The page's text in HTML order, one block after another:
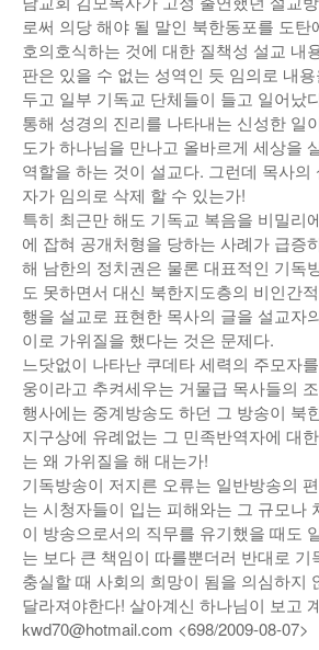
로써 의당 해야 될 말인 북한동포를 도
호의호식하는 것에 대한 질책성 설교 내
판은 있을 수 없는 성역인 듯 임의로 내
두고 일부 기독교 단체들이 들고 일어났
통해 성경의 진리를 나타내는 신성한 일
도가 하나님을 만나고 올바르게 세상을
역할을 하는 것이 설교다. 그런데 목사의
자가 임의로 삭제 할 수 있는가!
특히 최근만 해도 기독교 복음을 비밀리
에 잡혀 공개처형을 당하는 사례가 급증
해 남한의 정치권은 물론 대표적인 기독
도 못하면서 대신 북한지도층의 비인간
행을 설교로 표현한 목사의 글을 설교자
이로 가위질을 했다는 것은 문제다.
느닷없이 나타난 쿠데타 세력의 주모자
웅이라고 추켜세우는 거물급 목사들의
행사에는 중계방송도 하던 그 방송이 북
지구상에 유례없는 그 민족반역자에 대
는 왜 가위질을 해 대는가!
기독방송이 저지른 오류는 일반방송의
는 시청자들이 입는 피해와는 그 규모나
이 방송으로서의 직무를 유기했을 때도
는 보다 큰 책임이 따를뿐더러 반대로 기
충실할 때 사회의 희망이 됨을 의심하지
달라져야한다! 살아계신 하나님이 보고
kwd70@hotmail.com <698/2009-08-07>